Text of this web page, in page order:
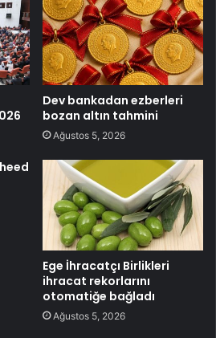
Dev bankadan ezberleri
bozan altın tahmini
Ağustos 5, 2026
Ege İhracatçı Birlikleri
ihracat rekorlarını
otomatiğe bağladı
Ağustos 5, 2026